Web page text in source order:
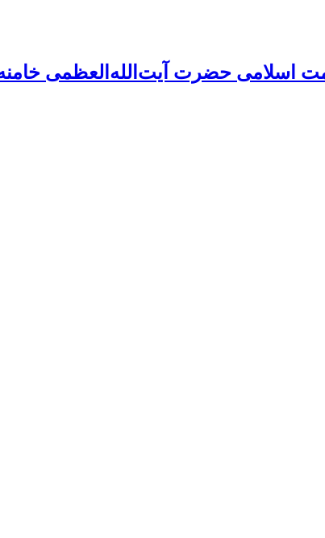
امت اسلامی حضرت آیت‌الله‌العظمی